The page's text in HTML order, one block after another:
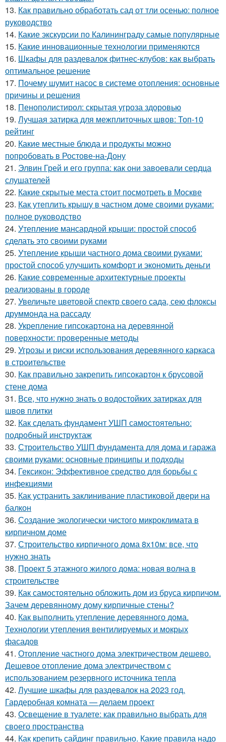
13. Как правильно обработать сад от тли осенью: полное
руководство
14. Какие экскурсии по Калининграду самые популярные
15. Какие инновационные технологии применяются
16. Шкафы для раздевалок фитнес-клубов: как выбрать
оптимальное решение
17. Почему шумит насос в системе отопления: основные
причины и решения
18. Пенополистирол: скрытая угроза здоровью
19. Лучшая затирка для межплиточных швов: Топ-10
рейтинг
20. Какие местные блюда и продукты можно
попробовать в Ростове-на-Дону
21. Элвин Грей и его группа: как они завоевали сердца
слушателей
22. Какие скрытые места стоит посмотреть в Москве
23. Как утеплить крышу в частном доме своими руками:
полное руководство
24. Утепление мансардной крыши: простой способ
сделать это своими руками
25. Утепление крыши частного дома своими руками:
простой способ улучшить комфорт и экономить деньги
26. Какие современные архитектурные проекты
реализованы в городе
27. Увеличьте цветовой спектр своего сада, сею флоксы
друммонда на рассаду
28. Укрепление гипсокартона на деревянной
поверхности: проверенные методы
29. Угрозы и риски использования деревянного каркаса
в строительстве
30. Как правильно закрепить гипсокартон к брусовой
стене дома
31. Все, что нужно знать о водостойких затирках для
швов плитки
32. Как сделать фундамент УШП самостоятельно:
подробный инструктаж
33. Строительство УШП фундамента для дома и гаража
своими руками: основные принципы и подходы
34. Гексикон: Эффективное средство для борьбы с
инфекциями
35. Как устранить заклинивание пластиковой двери на
балкон
36. Создание экологически чистого микроклимата в
кирпичном доме
37. Строительство кирпичного дома 8х10м: все, что
нужно знать
38. Проект 5 этажного жилого дома: новая волна в
строительстве
39. Как самостоятельно обложить дом из бруса кирпичом.
Зачем деревянному дому кирпичные стены?
40. Как выполнить утепление деревянного дома.
Технологии утепления вентилируемых и мокрых
фасадов
41. Отопление частного дома электричеством дешево.
Дешевое отопление дома электричеством с
использованием резервного источника тепла
42. Лучшие шкафы для раздевалок на 2023 год.
Гардеробная комната — делаем проект
43. Освещение в туалете: как правильно выбрать для
своего пространства
44. Как крепить сайдинг правильно. Какие правила надо